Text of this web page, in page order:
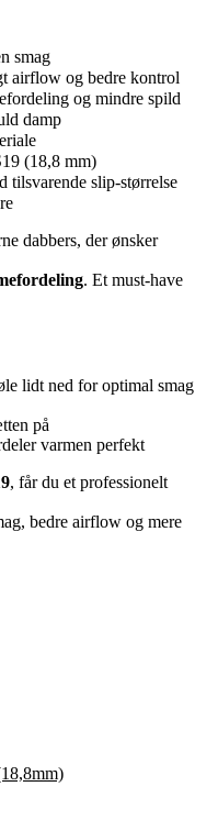
smag
airflow og bedre kontrol
og mindre spild
damp
(18,8 mm)
tilsvarende slip-størrelse
dabbers, der ønsker
. Et must-have
lidt ned for optimal smag
på
varmen perfekt
, får du et professionelt
bedre airflow og mere